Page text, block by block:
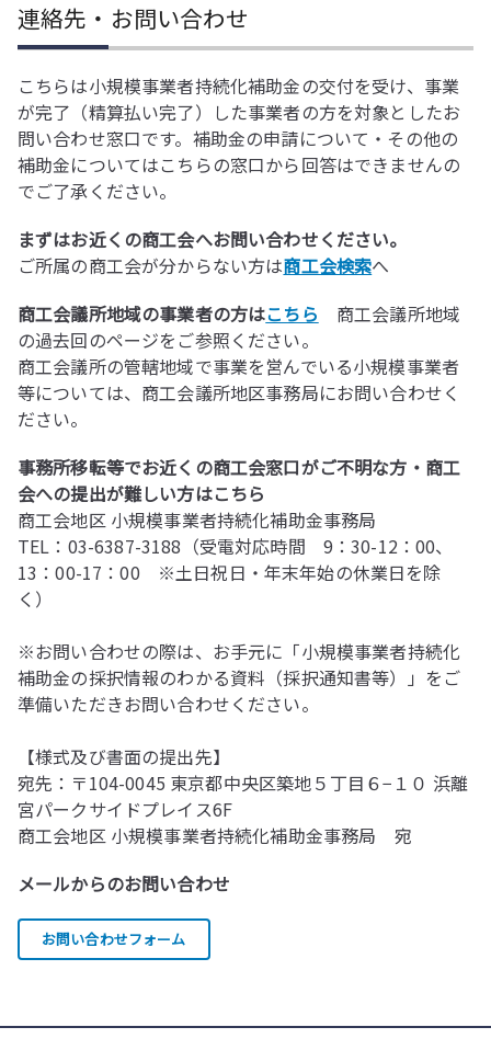
連絡先・お問い合わせ
こちらは小規模事業者持続化補助金の交付を受け、事業
が完了（精算払い完了）した事業者の方を対象としたお
問い合わせ窓口です。補助金の申請について・その他の
補助金についてはこちらの窓口から回答はできませんの
でご了承ください。
まずはお近くの商工会へお問い合わせください。
ご所属の商工会が分からない方は商工会検索へ
商工会議所地域の事業者の方はこちら 商工会議所地域
の過去回のページをご参照ください。
商工会議所の管轄地域で事業を営んでいる小規模事業者
等については、商工会議所地区事務局にお問い合わせく
ださい。
事務所移転等でお近くの商工会窓口がご不明な方・商工
会への提出が難しい方はこちら
商工会地区 小規模事業者持続化補助金事務局
TEL：03-6387-3188（受電対応時間 9：30-12：00、
13：00-17：00 ※土日祝日・年末年始の休業日を除
く）
※お問い合わせの際は、お手元に「小規模事業者持続化
補助金の採択情報のわかる資料（採択通知書等）」をご
準備いただきお問い合わせください。
【様式及び書面の提出先】
宛先：〒104-0045 東京都中央区築地５丁目６−１０ 浜離
宮パークサイドプレイス6F
商工会地区 小規模事業者持続化補助金事務局 宛
メールからのお問い合わせ
お問い合わせフォーム